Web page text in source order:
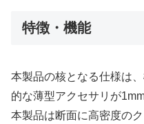
特徴・機能
本製品の核となる仕様は
的な薄型アクセサリが
本製品は断面に高密度の